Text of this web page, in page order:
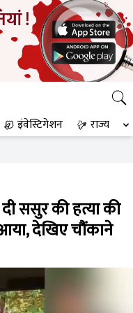
इंवेस्टिगेशन राज्य
ससुर की हत्या की
देखिए चौंकाने